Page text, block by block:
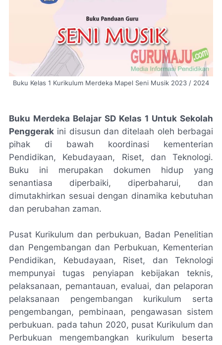
Buku Kelas 1 Kurikulum Merdeka Mapel Seni Musik 2023 / 2024
Buku Merdeka Belajar SD Kelas 1 Untuk Sekolah
Penggerak ini disusun dan ditelaah oleh berbagai
pihak di bawah koordinasi kementerian
Pendidikan, Kebudayaan, Riset, dan Teknologi.
Buku ini merupakan dokumen hidup yang
senantiasa diperbaiki, diperbaharui, dan
dimutakhirkan sesuai dengan dinamika kebutuhan
dan perubahan zaman.
Pusat Kurikulum dan perbukuan, Badan Penelitian
dan Pengembangan dan Perbukuan, Kementerian
Pendidikan, Kebudayaan, Riset, dan Teknologi
mempunyai tugas penyiapan kebijakan teknis,
pelaksanaan, pemantauan, evaluai, dan pelaporan
pelaksanaan pengembangan kurikulum serta
pengembangan, pembinaan, pengawasan sistem
perbukuan. pada tahun 2020, pusat Kurikulum dan
Perbukuan mengembangkan kurikulum beserta